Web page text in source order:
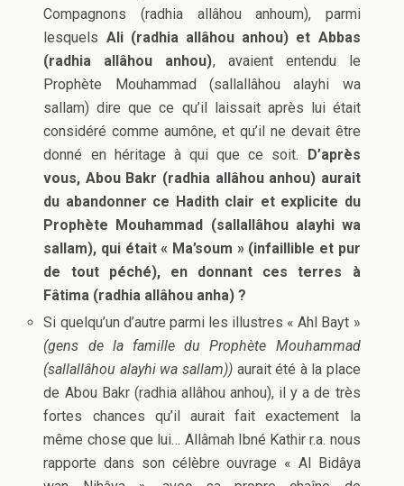
Compagnons (radhia allâhou anhoum), parmi
lesquels Ali (radhia allâhou anhou) et Abbas
(radhia allâhou anhou), avaient entendu le
Prophète Mouhammad (sallallâhou alayhi wa
sallam) dire que ce qu’il laissait après lui était
considéré comme aumône, et qu’il ne devait être
donné en héritage à qui que ce soit. D’après
vous, Abou Bakr (radhia allâhou anhou) aurait
du abandonner ce Hadith clair et explicite du
Prophète Mouhammad (sallallâhou alayhi wa
sallam), qui était « Ma’soum » (infaillible et pur
de tout péché), en donnant ces terres à
Fâtima (radhia allâhou anha) ?
Si quelqu’un d’autre parmi les illustres « Ahl Bayt »
(gens de la famille du Prophète Mouhammad
(sallallâhou alayhi wa sallam))aurait été à la place
de Abou Bakr (radhia allâhou anhou), il y a de très
fortes chances qu’il aurait fait exactement la
même chose que lui… Allâmah Ibné Kathir r.a. nous
rapporte dans son célèbre ouvrage « Al Bidâya